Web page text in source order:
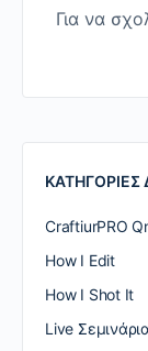
Για να
CraftiurPRO
How I Edit
How I Shot It
Live